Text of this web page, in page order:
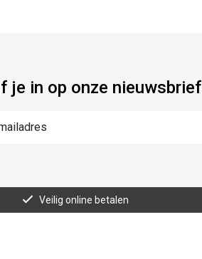
je in op onze nieuwsbrief
Veilig online betalen